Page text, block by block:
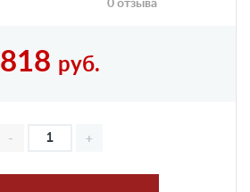
0 отзыва
818 руб.